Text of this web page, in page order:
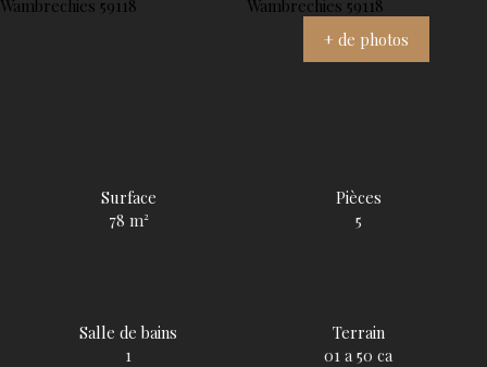
+ de photos
Surface
78 m²
Pièces
5
Salle de bains
1
Terrain
01 a 50 ca